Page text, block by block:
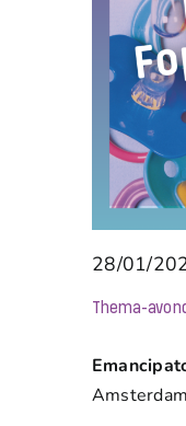
Thema-
28/01/
Amsterdam